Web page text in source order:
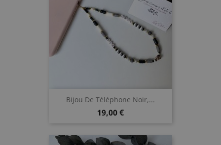
Bijou De Téléphone Noir,...
Prix
19,00 €